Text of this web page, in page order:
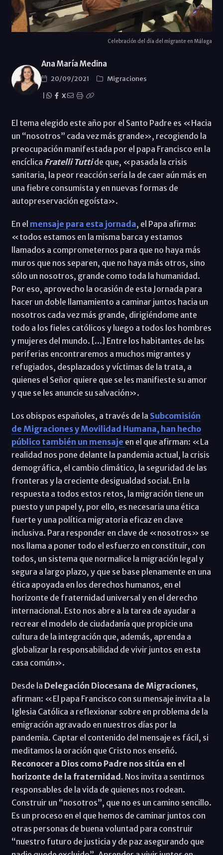
Celebración del día del migrante en Málaga
Ana María Medina
20/09/2021
Migraciones
X
El tema elegido este año por el Santo Padre es «Hacia
un “nosotros” cada vez más grande», recogiendo la
preocupación manifestada por el papa Francisco en la
encíclica Fratelli Tuttide que, «pasada la crisis
sanitaria, la peor reacción sería la de caer aún más en
una fiebre consumista y en nuevas formas de
autopreservación egoísta».
En el mensaje para esta jornada, el Papa afirma:
«todos estamos en la misma barca y estamos
llamados a comprometernos para que no haya más
muros que nos separen, que no haya más otros, sino
sólo un nosotros, grande como toda la humanidad.
Por eso, aprovecho la ocasión de esta Jornada para
hacer un doble llamamiento a caminar juntos hacia un
nosotros cada vez más grande, dirigiéndome ante
todo a los fieles católicos y luego a todos los hombres
y mujeres del mundo. [...] Entre los habitantes de las
periferias encontraremos a muchos migrantes y
refugiados, desplazados y víctimas de la trata, a
quienes el Señor quiere que se les manifieste su amor
y que se les anuncie su salvación».
Los obispos españoles, a través de la Subcomisión
de Migraciones y Movilidad Humana, han hecho
público también un mensaje en el que afirman: «La
realidad nos pone delante la pandemia actual, la crisis
demográfica, el cambio climático, la seguridad de las
fronteras y la creciente desigualdad social. En la
respuesta a todos estos retos, la migración tiene un
puesto y un papel y, por ello, es necesaria una ética
fuerte y una política migratoria eficaz en clave
inclusiva. Para responder en clave de «nosotros» se
nos llama a poner todo el esfuerzo en constituir, con
todos, un sistema que normalice la migración legal y
segura a largo plazo, y que se base plenamente en una
ética apoyada en los derechos humanos, en el
horizonte de fraternidad universal y en el derecho
internacional. Esto nos abre a la tarea de ayudar a
recrear el modelo de ciudadanía que propicie una
cultura de la integración que, además, aprenda a
globalizar la responsabilidad de vivir juntos en esta
casa común».
Desde la Delegación Diocesana de Migraciones,
afirman: «El papa Francisco con su mensaje invita a la
Iglesia Católica a reflexionar sobre en problema de la
emigración agravado en nuestros días por la
pandemia. Captar el contenido del mensaje es fácil, si
meditamos la oración que Cristo nos enseñó.
Reconocer a Dios como Padre nos sitúa en el
horizonte de la fraternidad. Nos invita a sentirnos
responsables de la vida de quienes nos rodean.
Construir un “nosotros”, que no es un camino sencillo.
Es un proceso en el que hemos de caminar juntos con
otras personas de buena voluntad para construir
“nuestro futuro de justicia y de paz asegurando que